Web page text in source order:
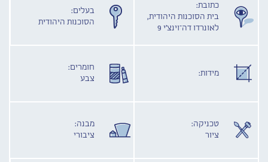
כתובת:
בית הסוכנות היהודית,
לאונרדו דה־וינצ'י 9
בעלים:
הסוכנות היהודית
מידות:
חומרים:
צבע
טכניקה:
ציור
מבנה:
ציבורי